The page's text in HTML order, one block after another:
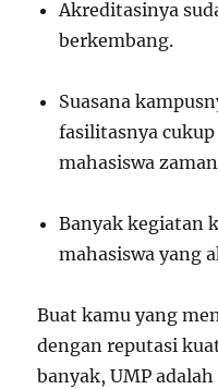
Akreditasinya
berkembang.
Suasana
fasilitasnya
mahasiswa
Banyak kegiatan
mahasiswa yang
Buat kamu yang
dengan reputasi
banyak, UMP